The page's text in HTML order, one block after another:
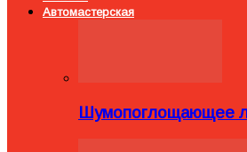
Автомастерская
Шумопоглощающее